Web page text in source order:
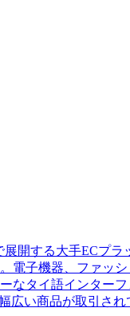
開する大手ECプ
電子機器、ファッ
なタイ語インター
広い商品が取引され